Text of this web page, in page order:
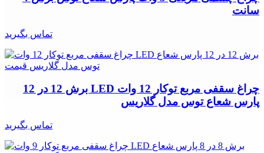
سانت
تماس بگیرید
چراغ سقفی مربع توکار 12 وات LED برش 12 در 12
پارس شعاع توس مدل گلاریس
تماس بگیرید